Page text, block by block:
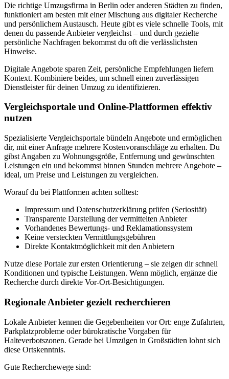
Die richtige Umzugsfirma in Berlin oder anderen Städten zu finden,
funktioniert am besten mit einer Mischung aus digitaler Recherche
und persönlichem Austausch. Heute gibt es viele schnelle Tools, mit
denen du passende Anbieter vergleichst – und durch gezielte
persönliche Nachfragen bekommst du oft die verlässlichsten
Hinweise.
Digitale Angebote sparen Zeit, persönliche Empfehlungen liefern
Kontext. Kombiniere beides, um schnell einen zuverlässigen
Dienstleister für deinen Umzug zu identifizieren.
Vergleichsportale und Online‑Plattformen effektiv
nutzen
Spezialisierte Vergleichsportale bündeln Angebote und ermöglichen
dir, mit einer Anfrage mehrere Kostenvoranschläge zu erhalten. Du
gibst Angaben zu Wohnungsgröße, Entfernung und gewünschten
Leistungen ein und bekommst binnen Stunden mehrere Angebote –
ideal, um Preise und Leistungen zu vergleichen.
Worauf du bei Plattformen achten solltest:
Impressum und Datenschutzerklärung prüfen (Seriosität)
Transparente Darstellung der vermittelten Anbieter
Vorhandenes Bewertungs- und Reklamationssystem
Keine versteckten Vermittlungsgebühren
Direkte Kontaktmöglichkeit mit den Anbietern
Nutze diese Portale zur ersten Orientierung – sie zeigen dir schnell
Konditionen und typische Leistungen. Wenn möglich, ergänze die
Recherche durch direkte Vor-Ort-Besichtigungen.
Regionale Anbieter gezielt recherchieren
Lokale Anbieter kennen die Gegebenheiten vor Ort: enge Zufahrten,
Parkplatzprobleme oder bürokratische Vorgaben für
Halteverbotszonen. Gerade bei Umzügen in Großstädten lohnt sich
diese Ortskenntnis.
Gute Recherchewege sind: